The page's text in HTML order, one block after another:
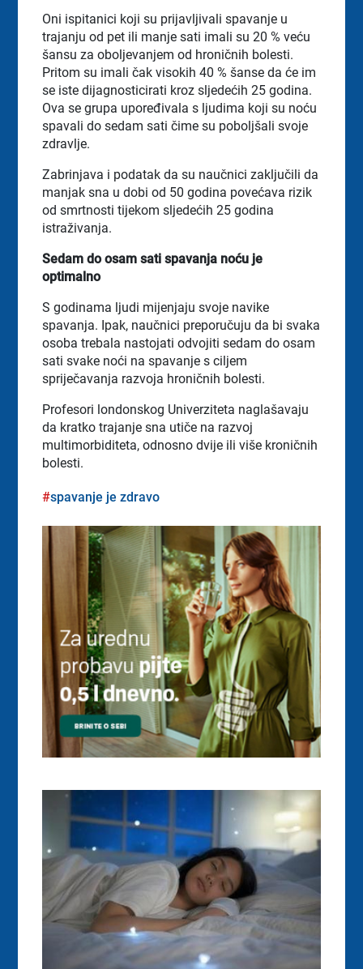
Oni ispitanici koji su prijavljivali spavanje u
trajanju od pet ili manje sati imali su 20 % veću
šansu za oboljevanjem od hroničnih bolesti.
Pritom su imali čak visokih 40 % šanse da će im
se iste dijagnosticirati kroz sljedećih 25 godina.
Ova se grupa upoređivala s ljudima koji su noću
spavali do sedam sati čime su poboljšali svoje
zdravlje.
Zabrinjava i podatak da su naučnici zaključili da
manjak sna u dobi od 50 godina povećava rizik
od smrtnosti tijekom sljedećih 25 godina
istraživanja.
Sedam do osam sati spavanja noću je
optimalno
S godinama ljudi mijenjaju svoje navike
spavanja. Ipak, naučnici preporučuju da bi svaka
osoba trebala nastojati odvojiti sedam do osam
sati svake noći na spavanje s ciljem
spriječavanja razvoja hroničnih bolesti.
Profesori londonskog Univerziteta naglašavaju
da kratko trajanje sna utiče na razvoj
multimorbiditeta, odnosno dvije ili više kroničnih
bolesti.
spavanje je zdravo